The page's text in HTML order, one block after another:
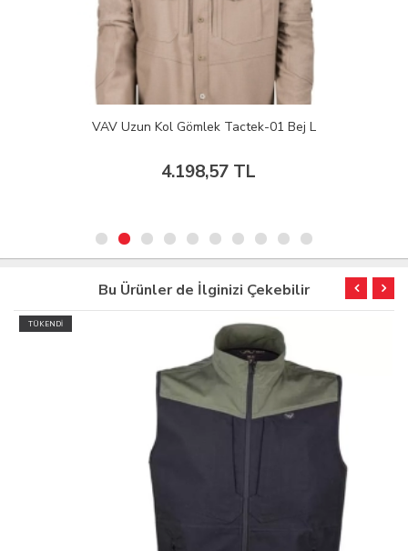
VAV Uzun Kol Gömlek Tactek-01 Bej L
4.198,57 TL
Bu Ürünler de İlginizi Çekebilir
TÜKENDİ